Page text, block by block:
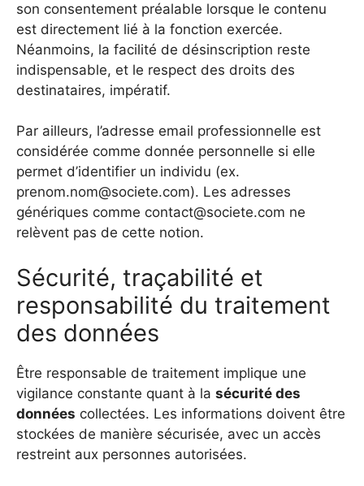
son consentement préalable lorsque le contenu
est directement lié à la fonction exercée.
Néanmoins, la facilité de désinscription reste
indispensable, et le respect des droits des
destinataires, impératif.
Par ailleurs, l’adresse email professionnelle est
considérée comme donnée personnelle si elle
permet d’identifier un individu (ex.
prenom.nom@societe.com). Les adresses
génériques comme contact@societe.com ne
relèvent pas de cette notion.
Sécurité, traçabilité et
responsabilité du traitement
des données
Être responsable de traitement implique une
vigilance constante quant à la sécurité des
données collectées. Les informations doivent être
stockées de manière sécurisée, avec un accès
restreint aux personnes autorisées.